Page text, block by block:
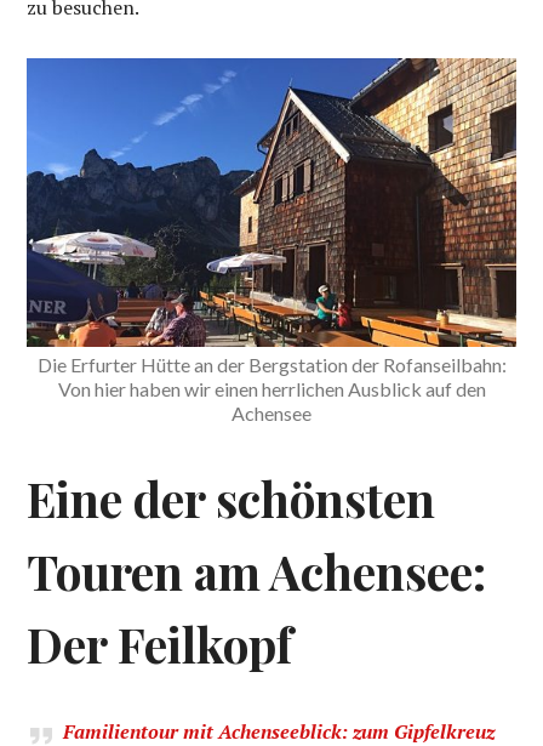
zu besuchen.
Die Erfurter Hütte an der Bergstation der Rofanseilbahn:
Von hier haben wir einen herrlichen Ausblick auf den
Achensee
Eine der schönsten
Touren am Achensee:
Der Feilkopf
Familientour mit Achenseeblick: zum Gipfelkreuz